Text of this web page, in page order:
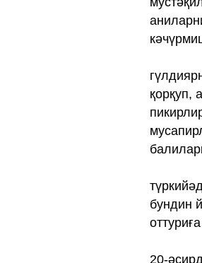
қорқуп,
бундин
20-